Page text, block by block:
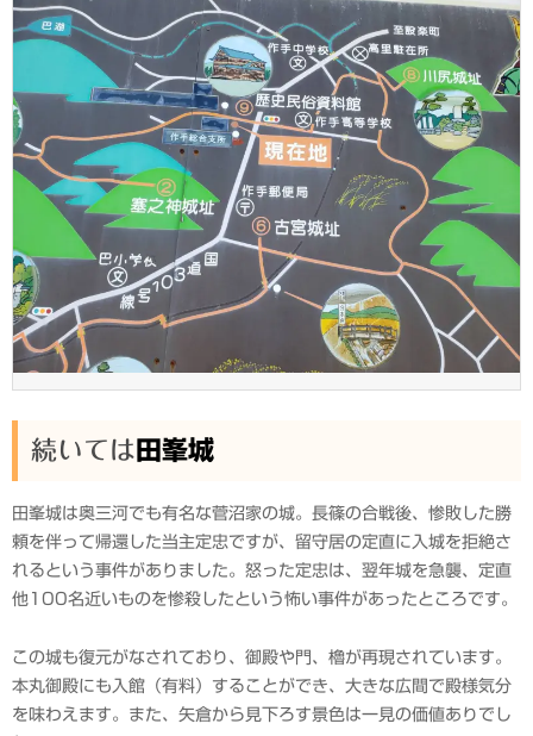
続いては 田峯城
田峯城は奥三河でも有名な菅沼家の城。長篠の合戦後、惨敗した勝
頼を伴って帰還した当主定忠ですが、留守居の定直に入城を拒絶さ
れるという事件がありました。怒った定忠は、翌年城を急襲、定直
他100名近いものを惨殺したという怖い事件があったところです。
この城も復元がなされており、御殿や門、櫓が再現されています。
本丸御殿にも入館（有料）することができ、大きな広間で殿様気分
を味わえます。また、矢倉から見下ろす景色は一見の価値ありでし